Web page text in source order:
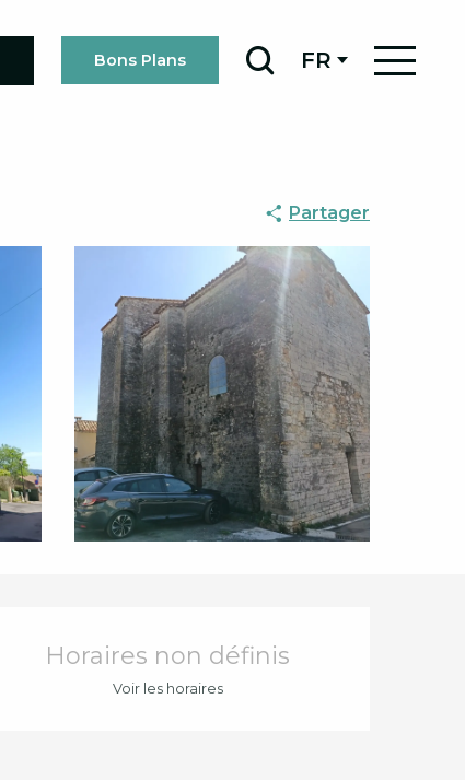
Bons Plans FR
Partager
Ouverture et
Horaires non définis
Voir les horaires